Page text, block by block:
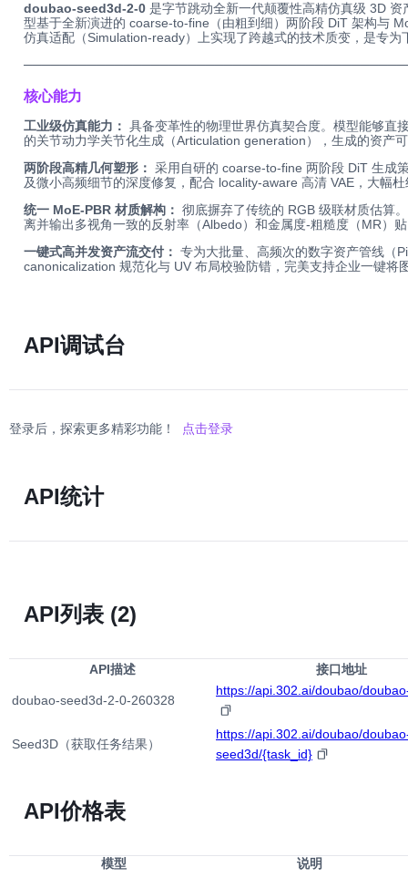
doubao-seed3d-2-0 是字节跳动全新一代颠覆性高精仿真级 3D
型基于全新演进的 coarse-to-fine（由粗到细）两阶段 DiT 架构与
仿真适配（Simulation-ready）上实现了跨越式的技术质变，是专
核心能力
工业级仿真能力： 具备变革性的物理世界仿真契合度。模型能够直
的关节动力学关节化生成（Articulation generation），生成的资产
两阶段高精几何塑形： 采用自研的 coarse-to-fine 两阶段 DiT 生成
及微小高频细节的深度修复，配合 locality-aware 高清 VAE，大幅
统一 MoE-PBR 材质解构： 彻底摒弃了传统的 RGB 级联材质估算
离并输出多视角一致的反射率（Albedo）和金属度-粗糙度（MR）
一键式高并发资产流交付： 专为大批量、高频次的数字资产管线（
canonicalization 规范化与 UV 布局校验防错，完美支持企业一键
API调试台
登录后，探索更多精彩功能！ 点击登录
API统计
API列表 (2)
API描述 接口地址
doubao-seed3d-2-0-260328
https://api.302.ai/doubao/
Seed3D（获取任务结果）
https://api.302.ai/doubao/
seed3d/{task_id}
API价格表
模型 说明